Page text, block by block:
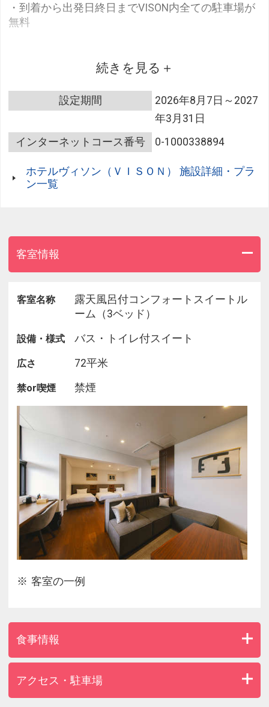
・到着から出発日終日までVISON内全ての駐車場が
無料
～ 和食 ～
【卵かけご飯】 削節本舗 伊勢和
部制：9:00 / 10:00
※背の高いハイカウンターがメイン、座席の指定は
できません
～ 洋食 ～
【アンティークカフェ】cafe Tomiyama
【特産松阪牛＆御伊勢牛】raf ramble ＆ fox
【取れたて野菜】 nouniyell
部制：7:30 / 8:30 / 9:30
ワンちゃん同行可能席
【フレンチトースト】 Confiture H
部制：8:30 / 9:30
【ホットサンド】 猿田彦珈琲
部制：8:00 から 10:00
【焼きたてパン】 Mariage de Farine
※テイクアウト可能
満席の場合、ご案内致しかねます、予めご了承くだ
さいませ。
《注意点》
■お部屋の定員について■
続きを見る
設定期間
2026年8月7日～2027
年3月31日
インターネットコース番号
0-1000338894
ホテルヴィソン（ＶＩＳＯＮ） 施設詳細・プラ
ン一覧
客室情報
客室名称
露天風呂付コンフォートスイートル
ーム（3ベッド）
設備・様式 バス・トイレ付スイート
広さ 72平米
禁or喫煙 禁煙
客室の一例
食事情報
アクセス・駐車場